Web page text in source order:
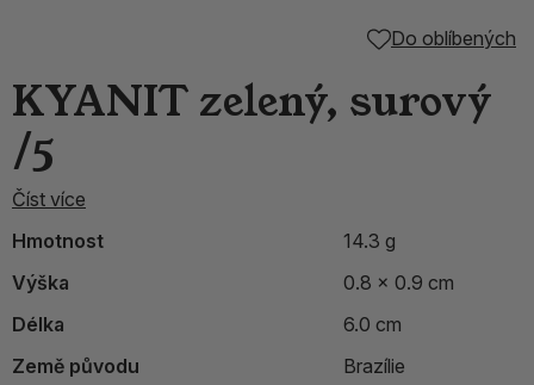
Do oblíbených
KYANIT zelený, surový
/5
Číst více
Hmotnost
14.3 g
Výška
0.8 x 0.9 cm
Délka
6.0 cm
Země původu
Brazílie